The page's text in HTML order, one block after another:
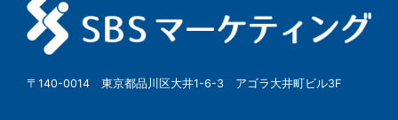
〒140-0014 東京都品川区大井1-6-3 アゴラ大井町ビル3F